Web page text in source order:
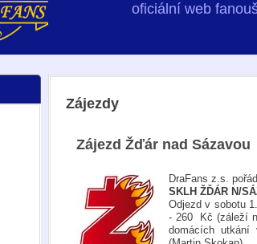
oficiální web
Zájezdy
Zájezd Žďár nad Sázavou
DraFans z.s.
SKLH ŽĎÁR N/
Odjezd v sobotu
- 260 Kč (záleží
domácích utkání